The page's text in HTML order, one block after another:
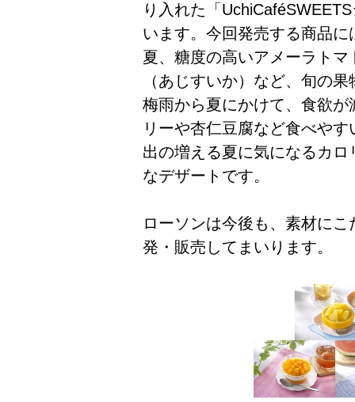
り入れた「
います。今回発売する商品
夏、糖度の高いアメーラト
（あじすいか）など、旬の
梅雨から夏にかけて、食欲
リーや杏仁豆腐など食べや
出の増える夏に気になるカ
なデザートです。
ローソンは今後も、素材に
発・販売してまいります。